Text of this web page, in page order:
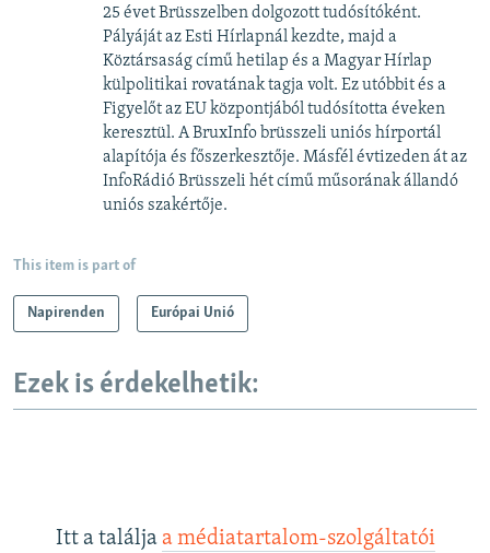
25 évet Brüsszelben dolgozott tudósítóként.
Pályáját az Esti Hírlapnál kezdte, majd a
Köztársaság című hetilap és a Magyar Hírlap
külpolitikai rovatának tagja volt. Ez utóbbit és a
Figyelőt az EU központjából tudósította éveken
keresztül. A BruxInfo brüsszeli uniós hírportál
alapítója és főszerkesztője. Másfél évtizeden át az
InfoRádió Brüsszeli hét című műsorának állandó
uniós szakértője.
This item is part of
Napirenden Európai Unió
Ezek is érdekelhetik:
Itt a találja a médiatartalom-szolgáltatói